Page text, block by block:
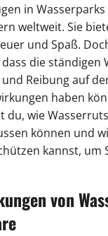
in
weltweit. Sie
und Spaß.
die ständigen
Reibung auf
haben
du, wie
können und
kannst, um
von